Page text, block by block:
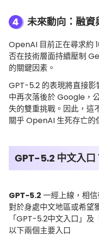
4 未來動向：融
OpenAI 目前正在尋求約
否在技術層面持續壓制
的關鍵因素。
GPT-5.2 的表現將直接影
中再次落後於 Google，
失的雙重挑戰。因此，這
關乎 OpenAI 生死存亡的
GPT-5.2 中文入
GPT-5.2 一經上線，相
對於身處中文地區或希望
「GPT-5.2中文入口」
以下兩個主要入口